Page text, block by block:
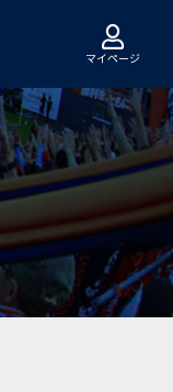
マイページ